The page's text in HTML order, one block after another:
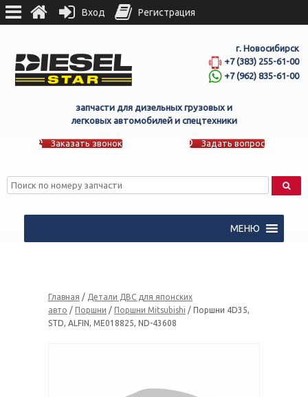
г. Новосибирск
+7 (383) 255-61-00
+7 (962) 835-61-00
запчасти для дизельных грузовых и
легковых автомобилей и спецтехники
Заказать звонок Задать вопрос
МЕНЮ
Главная / Детали ДВС для японских
авто / Поршни / Поршни Mitsubishi / Поршни 4D35,
STD, ALFIN, ME018825, ND-43608
Вход Регистрация